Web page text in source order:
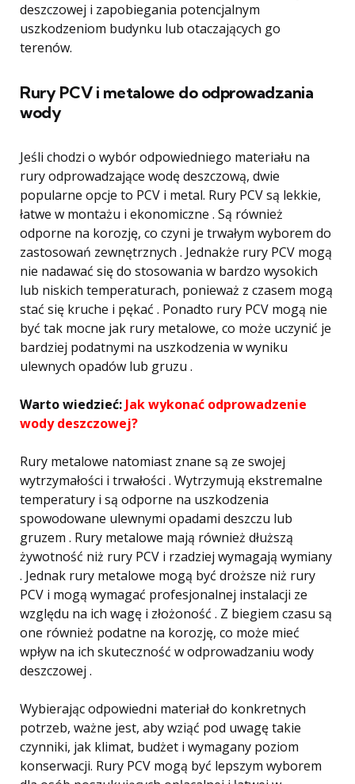
deszczowej i zapobiegania potencjalnym
uszkodzeniom budynku lub otaczających go
terenów.
Rury PCV i metalowe do odprowadzania
wody
Jeśli chodzi o wybór odpowiedniego materiału na
rury odprowadzające wodę deszczową, dwie
popularne opcje to PCV i metal. Rury PCV są lekkie,
łatwe w montażu i ekonomiczne . Są również
odporne na korozję, co czyni je trwałym wyborem do
zastosowań zewnętrznych . Jednakże rury PCV mogą
nie nadawać się do stosowania w bardzo wysokich
lub niskich temperaturach, ponieważ z czasem mogą
stać się kruche i pękać . Ponadto rury PCV mogą nie
być tak mocne jak rury metalowe, co może uczynić je
bardziej podatnymi na uszkodzenia w wyniku
ulewnych opadów lub gruzu .
Warto wiedzieć: Jak wykonać odprowadzenie
wody deszczowej?
Rury metalowe natomiast znane są ze swojej
wytrzymałości i trwałości . Wytrzymują ekstremalne
temperatury i są odporne na uszkodzenia
spowodowane ulewnymi opadami deszczu lub
gruzem . Rury metalowe mają również dłuższą
żywotność niż rury PCV i rzadziej wymagają wymiany
. Jednak rury metalowe mogą być droższe niż rury
PCV i mogą wymagać profesjonalnej instalacji ze
względu na ich wagę i złożoność . Z biegiem czasu są
one również podatne na korozję, co może mieć
wpływ na ich skuteczność w odprowadzaniu wody
deszczowej .
Wybierając odpowiedni materiał do konkretnych
potrzeb, ważne jest, aby wziąć pod uwagę takie
czynniki, jak klimat, budżet i wymagany poziom
konserwacji. Rury PCV mogą być lepszym wyborem